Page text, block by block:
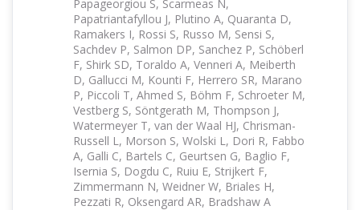
Papageorgiou S, Scarmeas N,
Papatriantafyllou J, Plutino A, Quaranta D,
Ramakers I, Rossi S, Russo M, Sensi S,
Sachdev P, Salmon DP, Sanchez P, Schöberl
F, Shirk SD, Toraldo A, Venneri A, Meiberth
D, Gallucci M, Kounti F, Herrero SR, Marano
P, Piccoli T, Ahmed S, Böhm F, Schroeter M,
Vestberg S, Söntgerath M, Thompson J,
Watermeyer T, van der Waal HJ, Chrisman-
Russell L, Morson S, Wolski L, Dori R, Fabbo
A, Galli C, Bartels C, Geurtsen G, Baglio F,
Isernia S, Dogdu C, Ruiu E, Strijkert F,
Zimmermann N, Weidner W, Briales H,
Pezzati R, Oksengard AR, Bradshaw A